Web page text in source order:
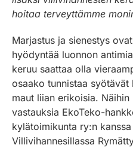
hoitaa terveyttämme
Marjastus ja sienestys
hyödyntää luonnon
keruu saattaa olla
osaako tunnistaa
maut liian erikoisia.
vastauksia EkoTeko-
kylätoimikunta ry:n
Villivihannesillassa